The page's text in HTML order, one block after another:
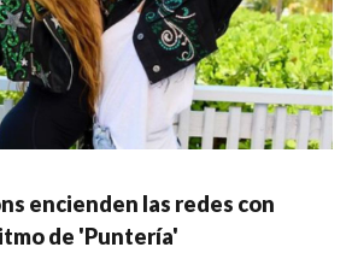
encienden las redes con
de 'Puntería'